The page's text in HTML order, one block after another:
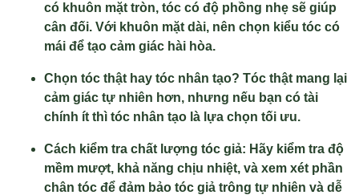
có khuôn mặt tròn, tóc có độ phồng nhẹ sẽ giúp
cân đối. Với khuôn mặt dài, nên chọn kiểu tóc có
mái để tạo cảm giác hài hòa.
Chọn tóc thật hay tóc nhân tạo? Tóc thật mang lại
cảm giác tự nhiên hơn, nhưng nếu bạn có tài
chính ít thì tóc nhân tạo là lựa chọn tối ưu.
Cách kiểm tra chất lượng tóc giả: Hãy kiểm tra độ
mềm mượt, khả năng chịu nhiệt, và xem xét phần
chân tóc để đảm bảo tóc giả trông tự nhiên và dễ